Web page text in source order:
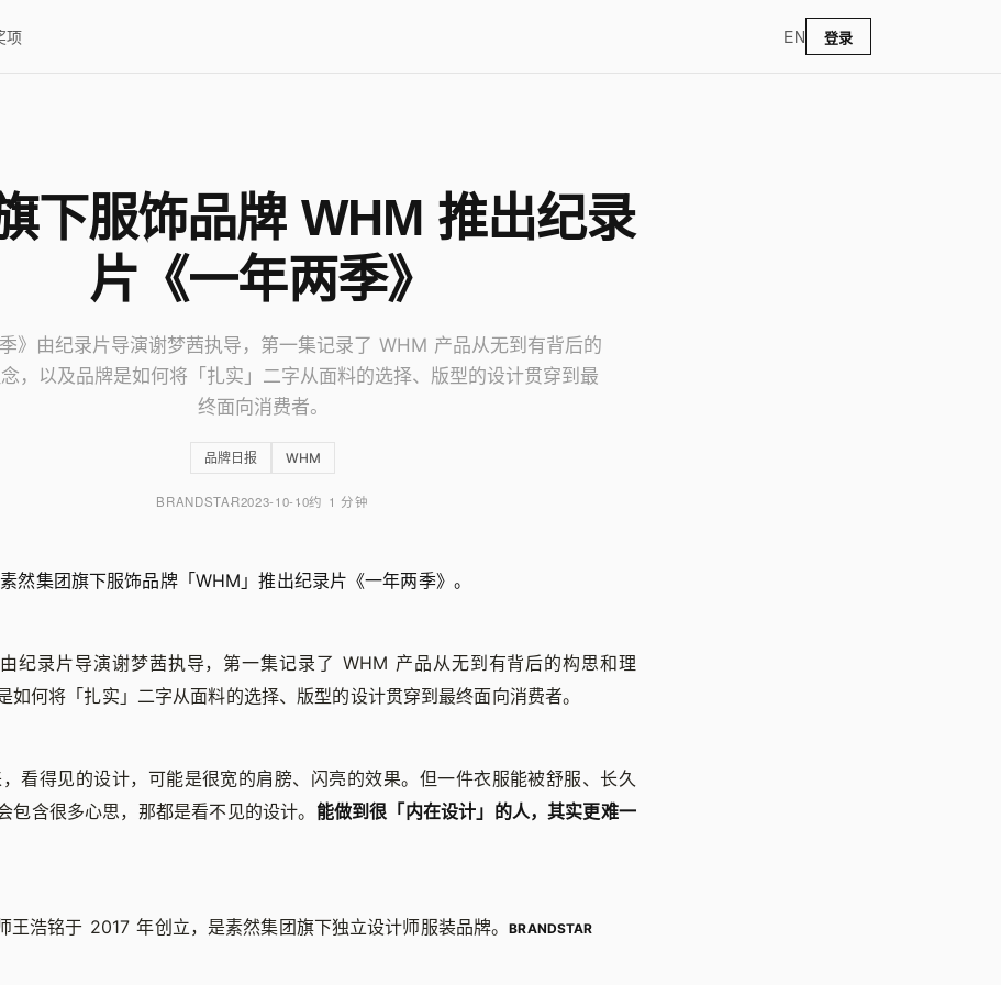
项 EN 登录
下服饰品牌 WHM 推出纪录
片《一年两季》
季》由纪录片导演谢梦茜执导，第一集记录了 WHM 产品从无到有背后的
，以及品牌是如何将「扎实」二字从面料的选择、版型的设计贯穿到最
终面向消费者。
品牌日报 WHM
BRANDSTAR2023-10-10约 1 分钟
然集团旗下服饰品牌「WHM」推出纪录片《一年两季》。
由纪录片导演谢梦茜执导，第一集记录了 WHM 产品从无到有背后的构思和理
如何将「扎实」二字从面料的选择、版型的设计贯穿到最终面向消费者。
看得见的设计，可能是很宽的肩膀、闪亮的效果。但一件衣服能被舒服、长久
包含很多心思，那都是看不见的设计。 能做到很「内在设计」的人，其实更难一
王浩铭于 2017 年创立，是素然集团旗下独立设计师服装品牌。BRANDSTAR